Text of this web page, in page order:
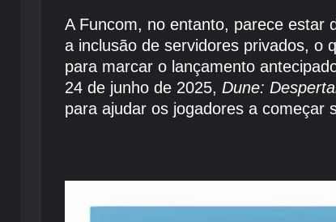
A Funcom, no entanto, parece estar
a inclusão de servidores privados, o
para marcar o lançamento
24 de junho de 2025, Dune:
para ajudar os jogadores a começar